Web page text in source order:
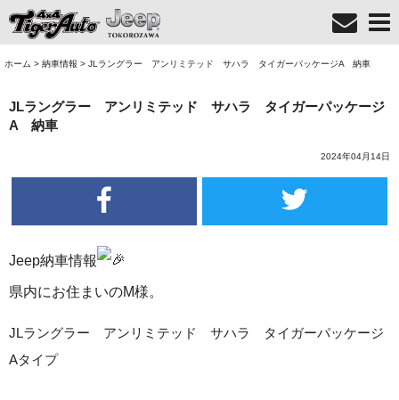
ホーム > 納車情報 > JLラングラー アンリミテッド サハラ タイガーパッケージA 納車
JLラングラー アンリミテッド サハラ タイガーパッケージ
A 納車
2024年04月14日
Jeep納車情報
県内にお住まいのM様。
JLラングラー アンリミテッド サハラ タイガーパッケージ
Aタイプ